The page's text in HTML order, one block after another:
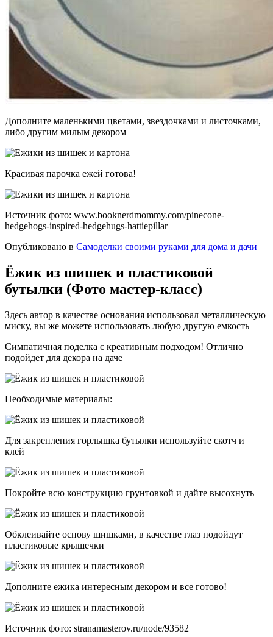
Дополните маленькими цветами, звездочками и листочками,
либо другим милым декором
Красивая парочка ежей готова!
Источник фото: www.booknerdmommy.com/pinecone-
hedgehogs-inspired-hedgehugs-hattiepillar
Опубликовано в Самоделки своими руками для дома и дачи
Ёжик из шишек и пластиковой
бутылки (Фото мастер-класс)
Здесь автор в качестве основания использовал металлическую
миску, вы же можете использовать любую другую емкость
Симпатичная поделка с креативным подходом! Отлично
подойдет для декора на даче
Необходимые материалы:
Для закрепления горлышка бутылки используйте скотч и
клей
Покройте всю конструкцию грунтовкой и дайте высохнуть
Обклеивайте основу шишками, в качестве глаз подойдут
пластиковые крышечки
Дополните ежика интересным декором и все готово!
Источник фото: stranamasterov.ru/node/93582